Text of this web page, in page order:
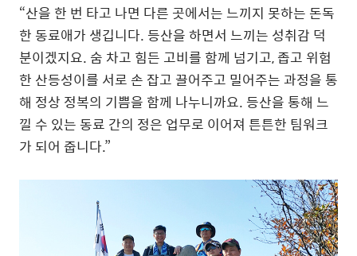
“산을 한 번 타고 나면 다른 곳에서는 느끼지 못하는 돈독
한 동료애가 생깁니다. 등산을 하면서 느끼는 성취감 덕
분이겠지요. 숨 차고 힘든 고비를 함께 넘기고, 좁고 위험
한 산등성이를 서로 손 잡고 끌어주고 밀어주는 과정을 통
해 정상 정복의 기쁨을 함께 나누니까요. 등산을 통해 느
낄 수 있는 동료 간의 정은 업무로 이어져 튼튼한 팀워크
가 되어 줍니다.”